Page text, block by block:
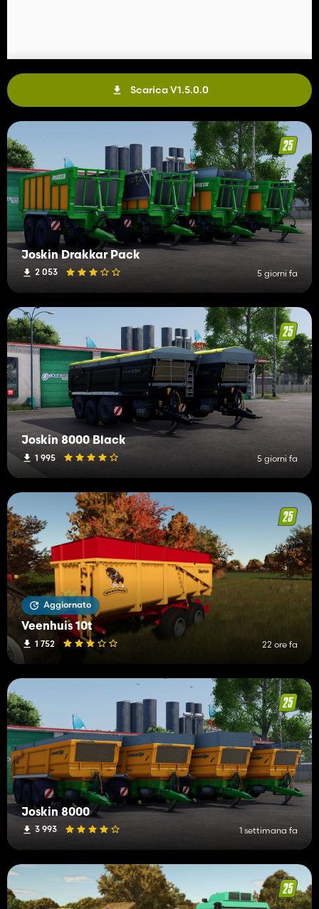
Scarica V1.5.0.0
Joskin Drakkar Pack
2 053 5 giorni fa
Joskin 8000 Black
1 995 5 giorni fa
Aggiornato
Veenhuis 10t
1 752 22 ore fa
Joskin 8000
3 993 1 settimana fa